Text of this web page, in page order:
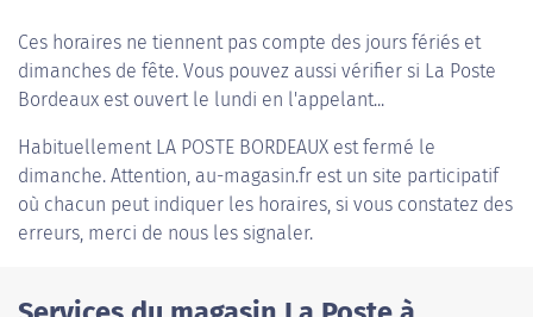
Ces horaires ne tiennent pas compte des jours fériés et
dimanches de fête. Vous pouvez aussi vérifier si La Poste
Bordeaux est ouvert le lundi en l'appelant...
Habituellement LA POSTE BORDEAUX est fermé le
dimanche. Attention, au-magasin.fr est un site participatif
où chacun peut indiquer les horaires, si vous constatez des
erreurs, merci de nous les signaler.